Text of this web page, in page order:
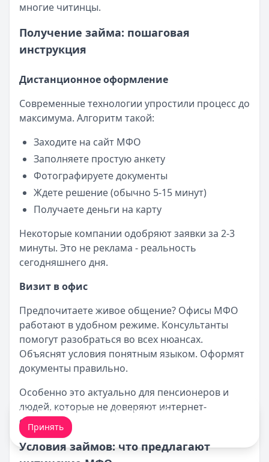
многие читинцы.
Получение займа: пошаговая
инструкция
Дистанционное оформление
Современные технологии упростили процесс до
максимума. Алгоритм такой:
Заходите на сайт МФО
Заполняете простую анкету
Фотографируете документы
Ждете решение (обычно 5-15 минут)
Получаете деньги на карту
Некоторые компании одобряют заявки за 2-3
минуты. Это не реклама - реальность
сегодняшнего дня.
Визит в офис
Предпочитаете живое общение? Офисы МФО
работают в удобном режиме. Консультанты
помогут разобраться во всех нюансах.
Объяснят условия понятным языком. Оформят
документы правильно.
Особенно это актуально для пенсионеров и
людей, которые не доверяют интернет-
сервисам.
Условия займов: что предлагают
Мы обрабатываем ваши cookie-файлы.
Принять